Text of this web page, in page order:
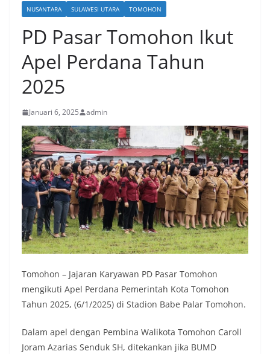
NUSANTARA SULAWESI UTARA TOMOHON
PD Pasar Tomohon Ikut
Apel Perdana Tahun
2025
Januari 6, 2025 admin
Tomohon – Jajaran Karyawan PD Pasar Tomohon
mengikuti Apel Perdana Pemerintah Kota Tomohon
Tahun 2025, (6/1/2025) di Stadion Babe Palar Tomohon.
Dalam apel dengan Pembina Walikota Tomohon Caroll
Joram Azarias Senduk SH, ditekankan jika BUMD